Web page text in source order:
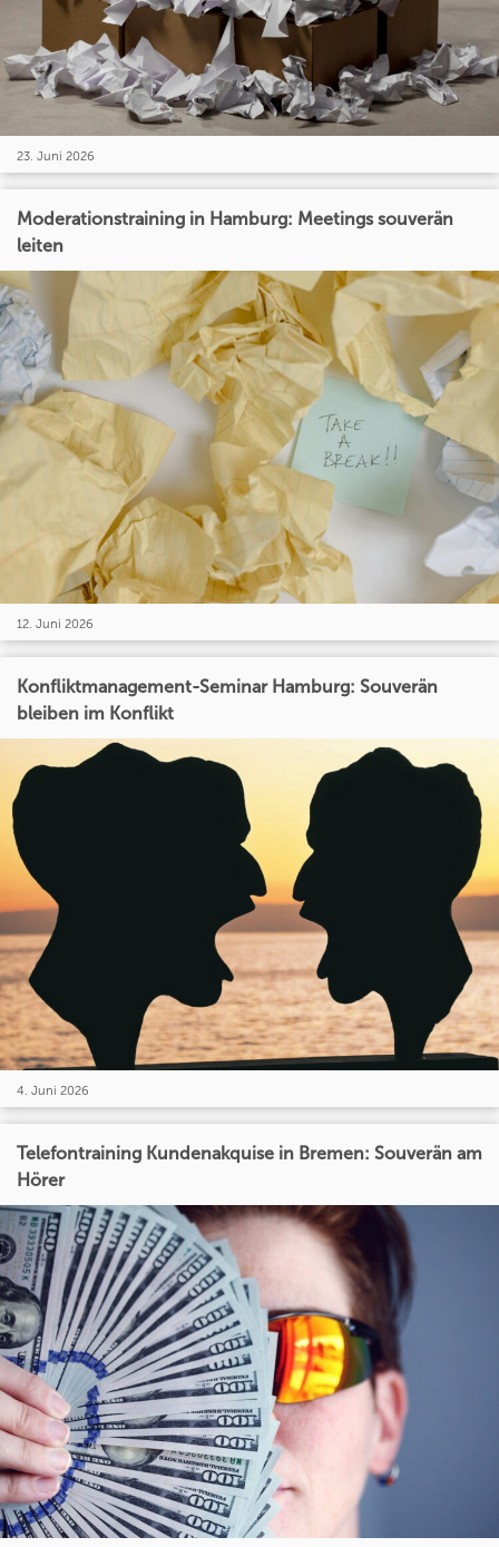
23. Juni 2026
Moderationstraining in Hamburg: Meetings souverän
leiten
12. Juni 2026
Konfliktmanagement-Seminar Hamburg: Souverän
bleiben im Konflikt
4. Juni 2026
Telefontraining Kundenakquise in Bremen: Souverän am
Hörer